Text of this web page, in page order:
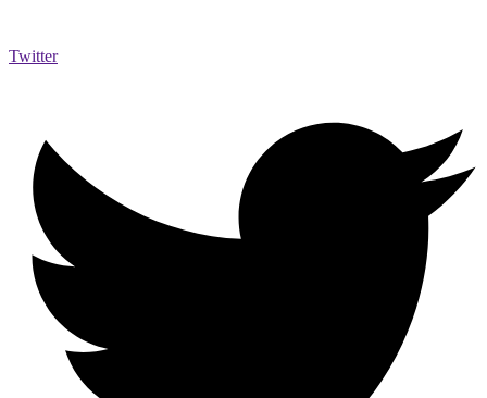
Twitter